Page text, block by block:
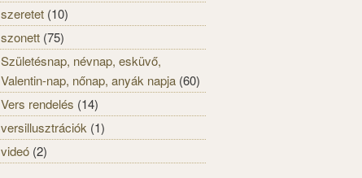
szeretet (10)
szonett (75)
Születésnap, névnap, esküvő,
Valentin-nap, nőnap, anyák napja (60)
Vers rendelés (14)
versillusztrációk (1)
videó (2)